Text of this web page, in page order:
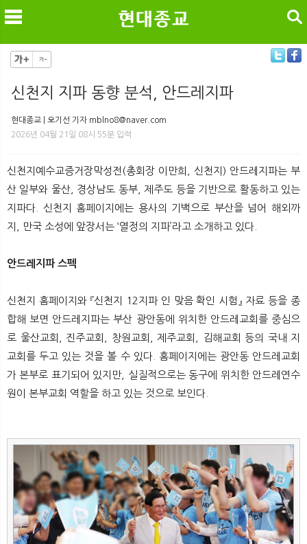
뉴 색
검색
신천지 지파 동향 분석, 안드레지파
현대종교 | 오기선 기자 mblno8@naver.com
2026년 04월 21일 08시 55분 입력
신천지예수교증거장막성전(총회장 이만희, 신천지) 안드레지파는 부
산 일부와 울산, 경상남도 동부, 제주도 등을 기반으로 활동하고 있는
지파다. 신천지 홈페이지에는 용사의 기백으로 부산을 넘어 해외까
지, 만국 소성에 앞장서는 ‘열정의 지파’라고 소개하고 있다.
안드레지파 스펙
신천지 홈페이지와 『신천지 12지파 인 맞음 확인 시험』 자료 등을 종
합해 보면 안드레지파는 부산 광안동에 위치한 안드레교회를 중심으
로 울산교회, 진주교회, 창원교회, 제주교회, 김해교회 등의 국내 지
교회를 두고 있는 것을 볼 수 있다. 홈페이지에는 광안동 안드레교회
가 본부로 표기되어 있지만, 실질적으로는 동구에 위치한 안드레연수
원이 본부교회 역할을 하고 있는 것으로 보인다.